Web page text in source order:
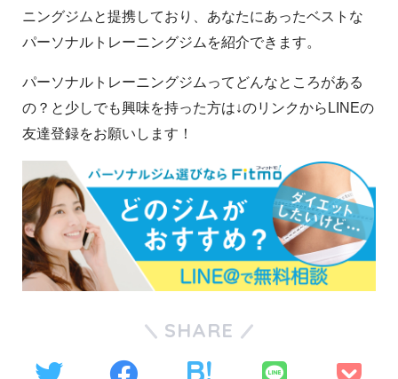
ニングジムと提携しており、あなたにあったベストな
パーソナルトレーニングジムを紹介できます。
パーソナルトレーニングジムってどんなところがある
の？と少しでも興味を持った方は↓のリンクからLINEの
友達登録をお願いします！
SHARE